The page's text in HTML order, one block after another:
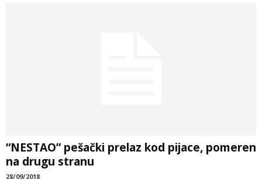
“NESTAO” pešački prelaz kod pijace, pomeren
na drugu stranu
28/09/2018